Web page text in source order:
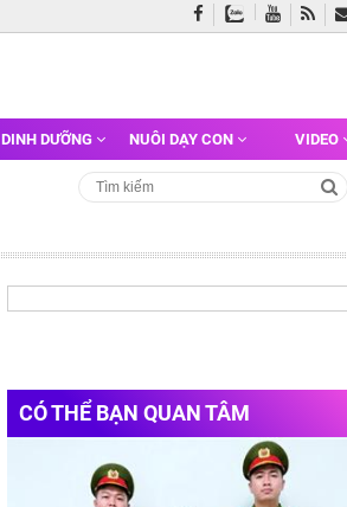
DINH DƯỠNG NUÔI DẠY CON VIDEO
CÓ THỂ BẠN QUAN TÂM